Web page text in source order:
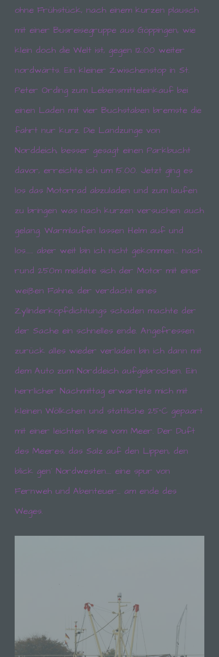
ohne Frühstück, nach einem kurzen plausch
mit einer Busreisegruppe aus Göppingen, wie
klein doch die Welt ist, gegen 12.00 weiter
nordwärts. Ein kleiner Zwischenstop in St.
Peter Ording zum Lebensmitteleinkauf bei
einen Laden mit vier Buchstaben bremste die
fahrt nur kurz. Die Landzunge von
Norddeich, besser gesagt einen Parkbucht
davor, erreichte ich um 15.00. Jetzt ging es
los das Motorrad abzuladen und zum laufen
zu bringen was nach kurzen versuchen auch
gelang. Warmlaufen lassen Helm auf und
los…… aber weit bin ich nicht gekommen… nach
rund 250m meldete sich der Motor mit einer
weißen Fahne, der verdacht eines
Zylinderkopfdichtungs schaden machte der
der Sache ein schnelles ende. Angefressen
zurück alles wieder verladen bin ich dann mit
dem Auto zum Norddeich aufgebrochen. Ein
herrlicher Nachmittag erwartete mich mit
kleinen Wölkchen und stattliche 25°C gepaart
mit einer leichten brise vom Meer. Der Duft
des Meeres, das Salz auf den Lippen, den
blick gen´ Nordwesten…. eine spur von
Fernweh und Abenteuer… am ende des
Weges.